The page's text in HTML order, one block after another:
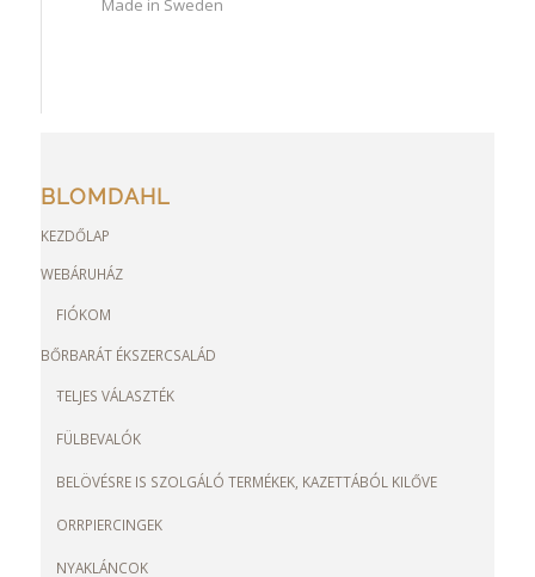
BLOMDAHL
KEZDŐLAP
WEBÁRUHÁZ
FIÓKOM
BŐRBARÁT ÉKSZERCSALÁD
TELJES VÁLASZTÉK
FÜLBEVALÓK
BELÖVÉSRE IS SZOLGÁLÓ TERMÉKEK, KAZETTÁBÓL KILŐVE
ORRPIERCINGEK
NYAKLÁNCOK